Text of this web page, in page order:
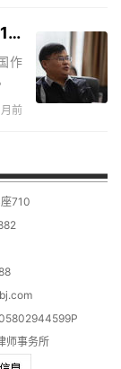
》2025北京诗歌网年度诗选牧斯的诗（17首）
作
前
座710
师事务所